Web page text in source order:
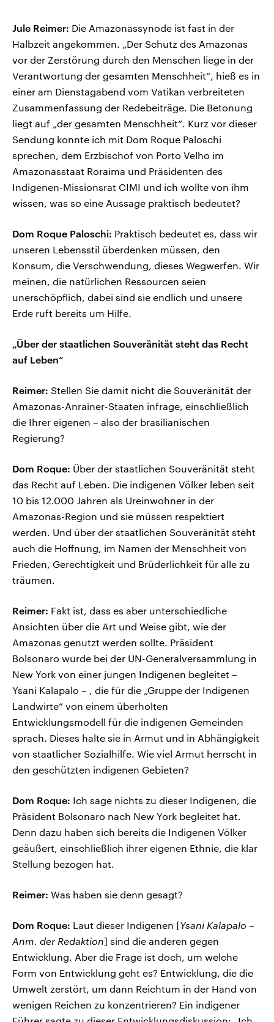
Jule Reimer: Die Amazonassynode ist fast in der
Halbzeit angekommen. „Der Schutz des Amazonas
vor der Zerstörung durch den Menschen liege in der
Verantwortung der gesamten Menschheit“, hieß es in
einer am Dienstagabend vom Vatikan verbreiteten
Zusammenfassung der Redebeiträge. Die Betonung
liegt auf „der gesamten Menschheit“. Kurz vor dieser
Sendung konnte ich mit Dom Roque Paloschi
sprechen, dem Erzbischof von Porto Velho im
Amazonasstaat Roraima und Präsidenten des
Indigenen-Missionsrat CIMI und ich wollte von ihm
wissen, was so eine Aussage praktisch bedeutet?
Dom Roque Paloschi: Praktisch bedeutet es, dass wir
unseren Lebensstil überdenken müssen, den
Konsum, die Verschwendung, dieses Wegwerfen. Wir
meinen, die natürlichen Ressourcen seien
unerschöpflich, dabei sind sie endlich und unsere
Erde ruft bereits um Hilfe.
„Über der staatlichen Souveränität steht das Recht
auf Leben“
Reimer: Stellen Sie damit nicht die Souveränität der
Amazonas-Anrainer-Staaten infrage, einschließlich
die Ihrer eigenen – also der brasilianischen
Regierung?
Dom Roque: Über der staatlichen Souveränität steht
das Recht auf Leben. Die indigenen Völker leben seit
10 bis 12.000 Jahren als Ureinwohner in der
Amazonas-Region und sie müssen respektiert
werden. Und über der staatlichen Souveränität steht
auch die Hoffnung, im Namen der Menschheit von
Frieden, Gerechtigkeit und Brüderlichkeit für alle zu
träumen.
Reimer: Fakt ist, dass es aber unterschiedliche
Ansichten über die Art und Weise gibt, wie der
Amazonas genutzt werden sollte. Präsident
Bolsonaro wurde bei der UN-Generalversammlung in
New York von einer jungen Indigenen begleitet –
Ysani Kalapalo – , die für die „Gruppe der Indigenen
Landwirte“ von einem überholten
Entwicklungsmodell für die indigenen Gemeinden
sprach. Dieses halte sie in Armut und in Abhängigkeit
von staatlicher Sozialhilfe. Wie viel Armut herrscht in
den geschützten indigenen Gebieten?
Dom Roque: Ich sage nichts zu dieser Indigenen, die
Präsident Bolsonaro nach New York begleitet hat.
Denn dazu haben sich bereits die Indigenen Völker
geäußert, einschließlich ihrer eigenen Ethnie, die klar
Stellung bezogen hat.
Reimer: Was haben sie denn gesagt?
Dom Roque: Laut dieser Indigenen [Ysani Kalapalo –
Anm. der Redaktion] sind die anderen gegen
Entwicklung. Aber die Frage ist doch, um welche
Form von Entwicklung geht es? Entwicklung, die die
Umwelt zerstört, um dann Reichtum in der Hand von
wenigen Reichen zu konzentrieren? Ein indigener